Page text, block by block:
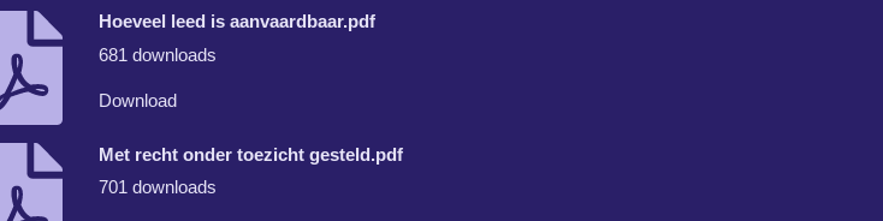
Hoeveel leed is aanvaardbaar.pdf
681 downloads
Download
Met recht onder toezicht gesteld.pdf
701 downloads